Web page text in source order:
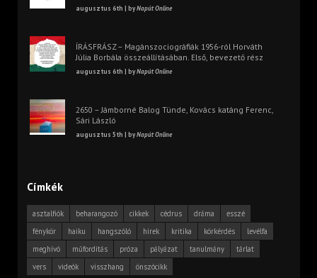
augusztus 6th | byNapút Online
ÍRÁSFRÁSZ – Magánszociográfiák 1956-ról Horváth
Júlia Borbála összeállításában. Első, bevezető rész
augusztus 6th | byNapút Online
2650 – Jámborné Balog Tünde, Kovács katáng Ferenc,
Sári László
augusztus 5th | byNapút Online
Címkék
asztalfiók beharangozó cikkek cédrus dráma
esszé
fénykör
haiku hangszóló hírek kritika körkérdés
levélfa
meghívó
műfordítás próza pályázat tanulmány
tárlat
vers
videók visszhang önszócikk